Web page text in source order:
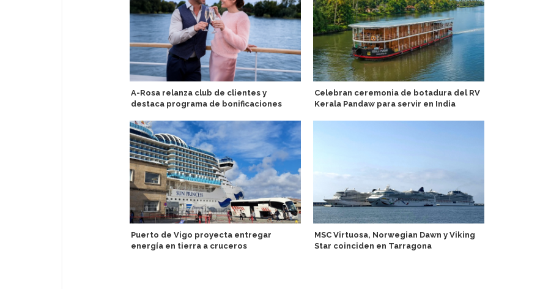
A-Rosa relanza club de clientes y
destaca programa de bonificaciones
Puerto de Vigo proyecta entregar
energía en tierra a cruceros
Celebran ceremonia de botadura del RV
Kerala Pandaw para servir en India
MSC Virtuosa, Norwegian Dawn y Viking
Star coinciden en Tarragona